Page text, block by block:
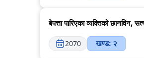
बेपत्ता पारिएका व्यक्तिको
2070 खण्ड: २